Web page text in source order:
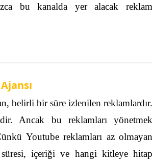
bu kanalda yer alacak reklam
belirli bir süre izlenilen reklamlardır.
Ancak bu reklamları yönetmek
Youtube reklamları az olmayan
içeriği ve hangi kitleye hitap